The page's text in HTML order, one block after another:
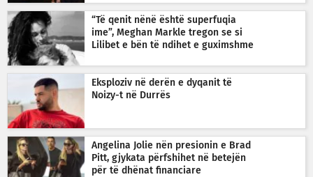
“Të qenit nënë është superfuqia
ime”, Meghan Markle tregon se si
Lilibet e bën të ndihet e guximshme
Eksploziv në derën e dyqanit të
Noizy-t në Durrës
Angelina Jolie nën presionin e Brad
Pitt, gjykata përfshihet në betejën
për të dhënat financiare